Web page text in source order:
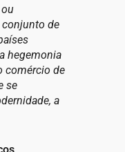
conjunto de
hegemonia
comércio de
se
a